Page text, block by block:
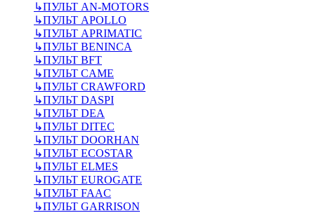
↳ПУЛЬТ AN-MOTORS
↳ПУЛЬТ APOLLO
↳ПУЛЬТ APRIMATIC
↳ПУЛЬТ BENINCA
↳ПУЛЬТ BFT
↳ПУЛЬТ CAME
↳ПУЛЬТ CRAWFORD
↳ПУЛЬТ DASPI
↳ПУЛЬТ DEA
↳ПУЛЬТ DITEC
↳ПУЛЬТ DOORHAN
↳ПУЛЬТ ECOSTAR
↳ПУЛЬТ ELMES
↳ПУЛЬТ EUROGATE
↳ПУЛЬТ FAAC
↳ПУЛЬТ GARRISON